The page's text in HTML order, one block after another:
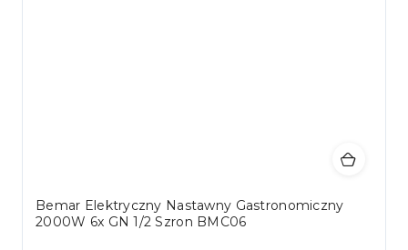
Bemar Elektryczny Nastawny Gastronomiczny
2000W 6x GN 1/2 Szron BMC06